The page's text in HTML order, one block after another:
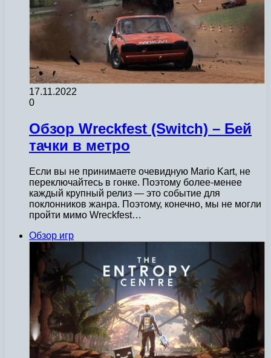
17.11.2022
0
Обзор Wreckfest (Switch) – Бей
тачки в метро
Если вы не принимаете очевидную Mario Kart, не
переключайтесь в гонке. Поэтому более-менее
каждый крупный релиз — это событие для
поклонников жанра. Поэтому, конечно, мы не могли
пройти мимо Wreckfest…
Обзор игр